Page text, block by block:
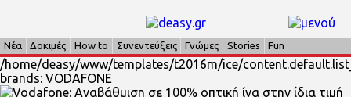
Νέα Δοκιμές How to Συνεντεύξεις Γνώμες Stories Fun
/home/deasy/www/templates/t2016m/ice/
brands: VODAFONE